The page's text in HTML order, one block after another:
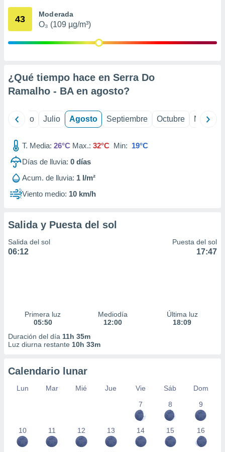
mediante
publicidad
1199
43 Moderada
O₃ (109 µg/m³)
¿Qué tiempo hace en Serra Do
Ramalho - BA en agosto?
Junio Julio Agosto Septiembre Octubre
T. Media: 26°C Max.: 32°C Min: 19°C
Días de lluvia: 0 días
Acum. de lluvia: 1 l/m²
Viento medio: 10 km/h
Salida y Puesta del sol
Salida del sol
06:12
Puesta del sol
17:47
Primera luz
05:50
Mediodía
12:00
Última luz
18:09
Duración del día 11h 35m
Luz diurna restante 10h 33m
Calendario lunar
Lun Mar Mié Jue Vie Sáb
Dom
7
8 9
10 11 12 13 14 15 16